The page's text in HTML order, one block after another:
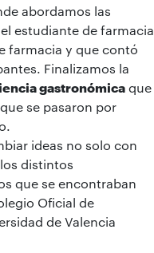
abordamos las
estudiante de farmacia
farmacia y que contó
Finalizamos la
gastronómica que
se pasaron por
ideas no solo con
distintos
que se encontraban
Oficial de
de Valencia